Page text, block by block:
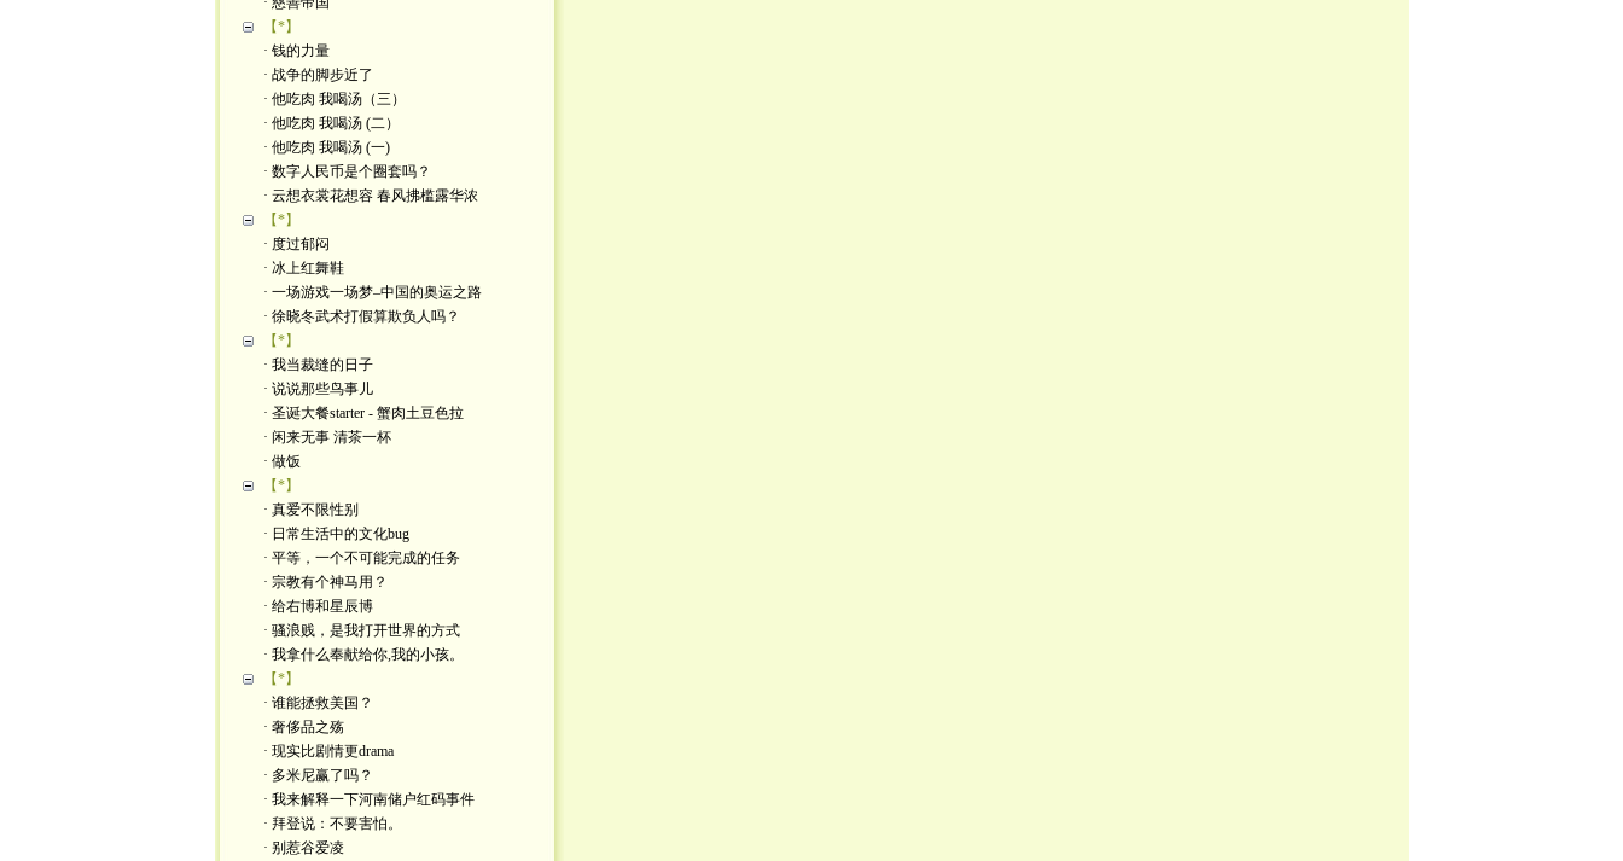
【*】
· 钱的力量
· 战争的脚步近了
· 他吃肉 我喝汤（三）
· 他吃肉 我喝汤 (二）
· 他吃肉 我喝汤 (一)
· 数字人民币是个圈套吗？
· 云想衣裳花想容 春风拂槛露华浓
【*】
· 度过郁闷
· 冰上红舞鞋
· 一场游戏一场梦–中国的奥运之路
· 徐晓冬武术打假算欺负人吗？
【*】
· 我当裁缝的日子
· 说说那些鸟事儿
· 圣诞大餐starter - 蟹肉土豆色拉
· 闲来无事 清茶一杯
· 做饭
【*】
· 真爱不限性别
· 日常生活中的文化bug
· 平等，一个不可能完成的任务
· 宗教有个神马用？
· 给右博和星辰博
· 骚浪贱，是我打开世界的方式
· 我拿什么奉献给你,我的小孩。
【*】
· 谁能拯救美国？
· 奢侈品之殇
· 现实比剧情更drama
· 多米尼赢了吗？
· 我来解释一下河南储户红码事件
· 拜登说：不要害怕。
· 别惹谷爱凌